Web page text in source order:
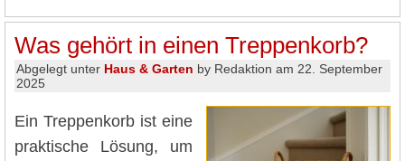
Was gehört in einen Treppenkorb?
Abgelegt unter Haus & Garten by Redaktion am 22. September
2025
Ein Treppenkorb ist eine
praktische Lösung, um